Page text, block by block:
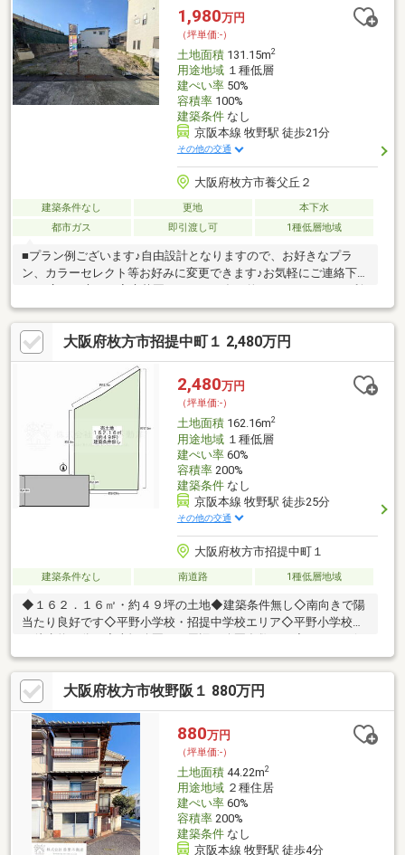
７００ｍ・業務スーパーTAKENOKO枚方西禁野店まで徒歩約８０
０ｍ※西側道路幅員：約４ｍ～約６．２ｍ（約６．２ｍは側溝
含）
1,980万円
（坪単価:-）
土地面積131.15m2
用途地域１種低層
建ぺい率50%
容積率100%
建築条件なし
京阪本線 牧野駅 徒歩21分
その他の交通
大阪府枚方市養父丘２
建築条件なし 更地
本下水
都市ガス
即引渡し可 1種低層地域
■プラン例ございます♪自由設計となりますので、お好きなプラ
ン、カラーセレクト等お好みに変更できます♪お気軽にご連絡下さ
用頂けます♪♪■陽当り、通風良好♪南側が空地の為、心地良い風と
光が舞い込む住まいで太陽の恵みを感じる温かな空間■駅までの
ぼりの坂道がありますが、駅まで歩くだけでちょっとした運動に
なっちゃいます♪毎日ウォーキングがてら通勤しては如何でしょう
か♪♪♪不動産購入についてわからない事があればなんなりとご相
談下さい。ひとつひとつ丁寧にご説明させて頂きます♪♪
大阪府枚方市招提中町１ 2,480万円
2,480万円
（坪単価:-）
土地面積162.16m2
用途地域１種低層
建ぺい率60%
容積率200%
建築条件なし
京阪本線 牧野駅 徒歩25分
その他の交通
大阪府枚方市招提中町１
建築条件なし 南道路 1種低層地域
◆１６２．１６㎡・約４９坪の土地◆建築条件無し◇南向きで陽
当たり良好です◇平野小学校・招提中学校エリア◇平野小学校ま
で徒歩約４分！◇車塚公園など周辺に公園多数あり◇ハレルヤ保
育園まで徒歩約10分！子育世代に嬉しい環境です。◇スーパー、
コンビニ、ドラッグストア近く、生活利便性の高い住環境です。
◇スーパーサンコー牧野店 徒歩約９分（約６５０m）、コノミヤ
牧野店徒歩約１０分（約８００m）、関西スーパー牧野店牧野店
徒歩約１１分、ファミリーマート枚方招提南町店徒歩約７分（約
５５０m） ◇くずはモールまで車で約１５分
大阪府枚方市牧野阪１ 880万円
880万円
（坪単価:-）
土地面積44.22m2
用途地域２種住居
建ぺい率60%
容積率200%
建築条件なし
京阪本線 牧野駅 徒歩4分